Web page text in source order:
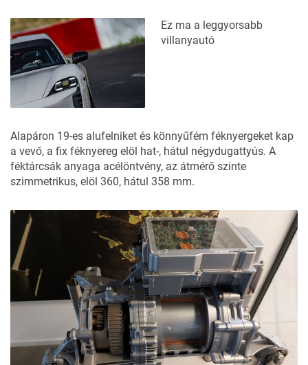
Ez ma a leggyorsabb
villanyautó
Alapáron 19-es alufelniket és könnyűfém féknyergeket kap
a vevő, a fix féknyereg elöl hat-, hátul négydugattyús. A
féktárcsák anyaga acélöntvény, az átmérő szinte
szimmetrikus, elöl 360, hátul 358 mm.